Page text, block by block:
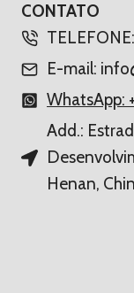
CONTATO
E-mail:
WhatsApp:
Add.:
Henan,